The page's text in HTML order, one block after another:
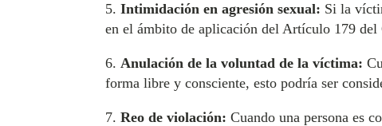
5. Intimidación en agresión sexual: Si la
en el ámbito de aplicación del Artículo 179 del
6. Anulación de la voluntad de la víctima:
forma libre y consciente, esto podría ser
7. Reo de violación: Cuando una persona es